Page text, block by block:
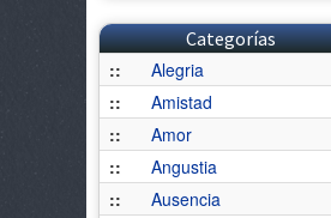
Categorías
::
Alegria
::
Amistad
::
Amor
::
Angustia
::
Ausencia